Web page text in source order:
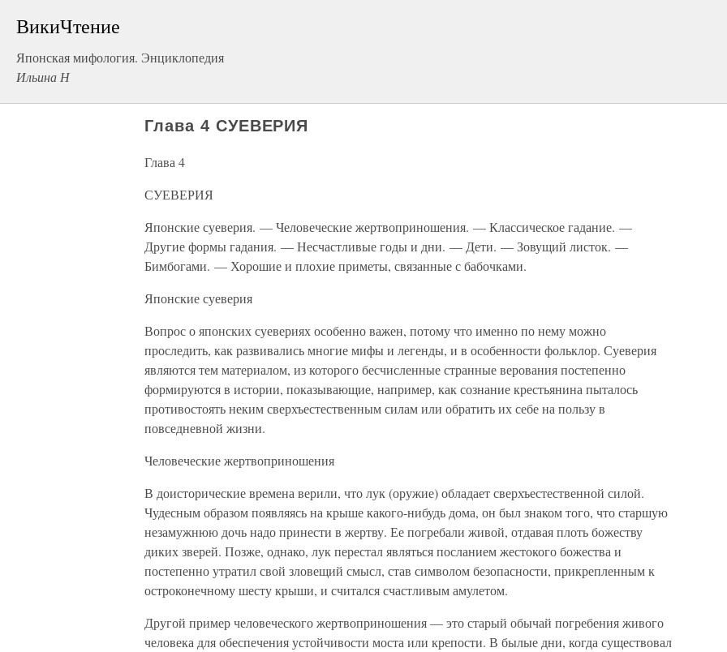
ВикиЧтение
Японская мифология. Энциклопедия
Ильина Н
Глава 4 СУЕВЕРИЯ
Глава 4
СУЕВЕРИЯ
Японские суеверия. — Человеческие жертвоприношения. — Классическое гадание. —
Другие формы гадания. — Несчастливые годы и дни. — Дети. — Зовущий листок. —
Бимбогами. — Хорошие и плохие приметы, связанные с бабочками.
Японские суеверия
Вопрос о японских суевериях особенно важен, потому что именно по нему можно
проследить, как развивались многие мифы и легенды, и в особенности фольклор. Суеверия
являются тем материалом, из которого бесчисленные странные верования постепенно
формируются в истории, показывающие, например, как сознание крестьянина пыталось
противостоять неким сверхъестественным силам или обратить их себе на пользу в
повседневной жизни.
Человеческие жертвоприношения
В доисторические времена верили, что лук (оружие) обладает сверхъестественной силой.
Чудесным образом появляясь на крыше какого-нибудь дома, он был знаком того, что старшую
незамужнюю дочь надо принести в жертву. Ее погребали живой, отдавая плоть божеству
диких зверей. Позже, однако, лук перестал являться посланием жестокого божества и
постепенно утратил свой зловещий смысл, став символом безопасности, прикрепленным к
остроконечному шесту крыши, и считался счастливым амулетом.
Другой пример человеческого жертвоприношения — это старый обычай погребения живого
человека для обеспечения устойчивости моста или крепости. В былые дни, когда существовал